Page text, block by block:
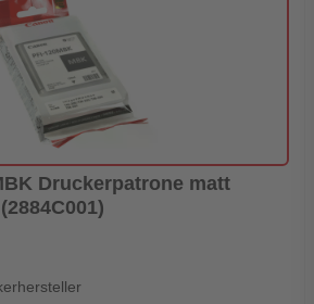
Druckerpatrone matt